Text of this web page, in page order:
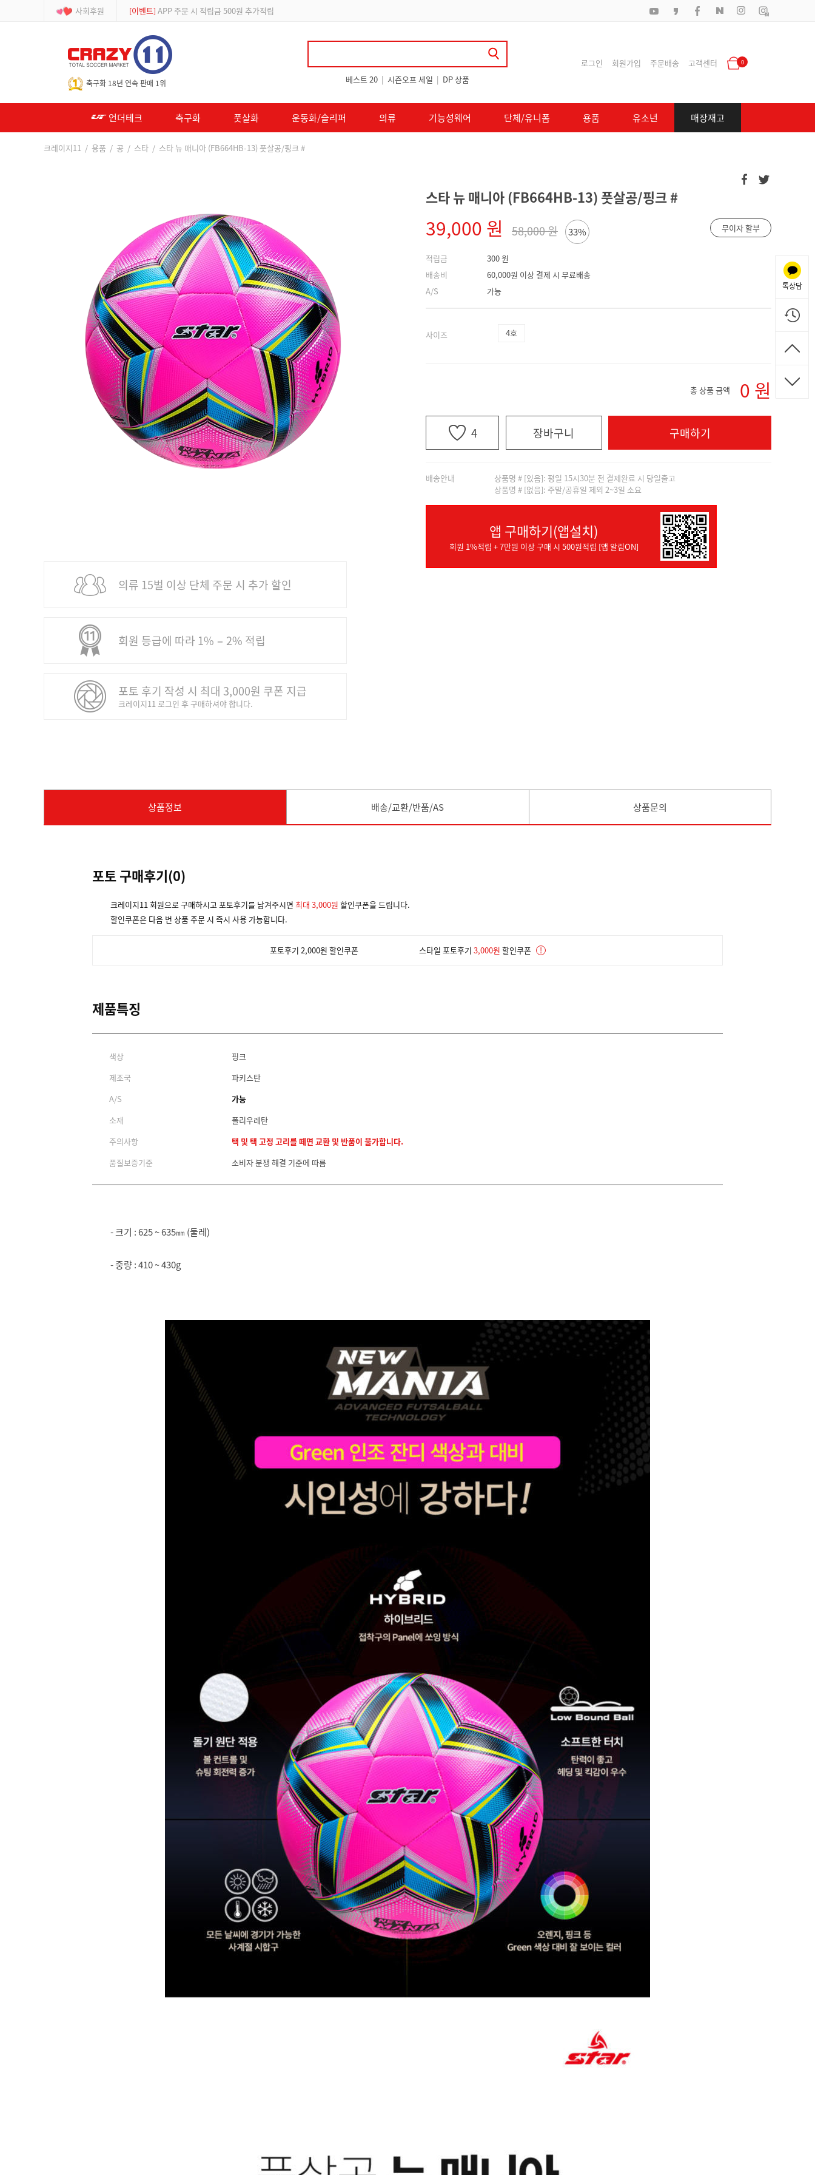
사회후원 [등급제] 회원가입 시 최대 2% 적립 및 할인 쿠폰 지급
축구화 18년 연속 판매 1위 베스트 20 | 시즌오프 세일 | DP 상품
로그인 회원가입 주문배송 고객센터 0
언더테크 축구화 풋살화 운동화/슬리퍼 의류 기능성웨어 단체/유니폼 용품 유소년 매장재고
크레이지11 / 용품 / 공 / 스타 / 스타 뉴 매니아 (FB664HB-13) 풋살공/핑크 #
의류 15벌 이상 단체 주문 시 추가 할인
회원 등급에 따라 1% − 2% 적립
포토 후기 작성 시 최대 3,000원 쿠폰 지급
크레이지11 로그인 후 구매하셔야 합니다.
스타 뉴 매니아 (FB664HB-13) 풋살공/핑크 #
39,000 원 58,000 원 33% 무이자 할부
적립금
배송비
A/S
300 원
60,000원 이상 결제 시 무료배송
가능
사이즈 4호
총 상품 금액 0 원
4 장바구니 구매하기
배송안내
상품명 # [있음]: 평일 15시30분 전 결제완료 시 당일출고
상품명 # [없음]: 주말/공휴일 제외 2~3일 소요
앱 구매하기(앱설치)
회원 1%적립 + 7만원 이상 구매 시 500원적립 [앱 알림ON]
상품정보 배송/교환/반품/AS 상품문의
포토 구매후기(0)
크레이지11 회원으로 구매하시고 포토후기를 남겨주시면 최대 3,000원 할인쿠폰을 드립니다.
할인쿠폰은 다음 번 상품 주문 시 즉시 사용 가능합니다.
포토후기 2,000원 할인쿠폰 스타일 포토후기 3,000원 할인쿠폰 !
제품특징
색상
핑크
제조국
파키스탄
A/S
가능
소재
폴리우레탄
주의사항
택 및 택 고정 고리를 떼면 교환 및 반품이 불가합니다.
품질보증기준
소비자 분쟁 해결 기준에 따름
- 크기 : 625 ~ 635㎜ (둘레)
- 중량 : 410 ~ 430g
톡상담